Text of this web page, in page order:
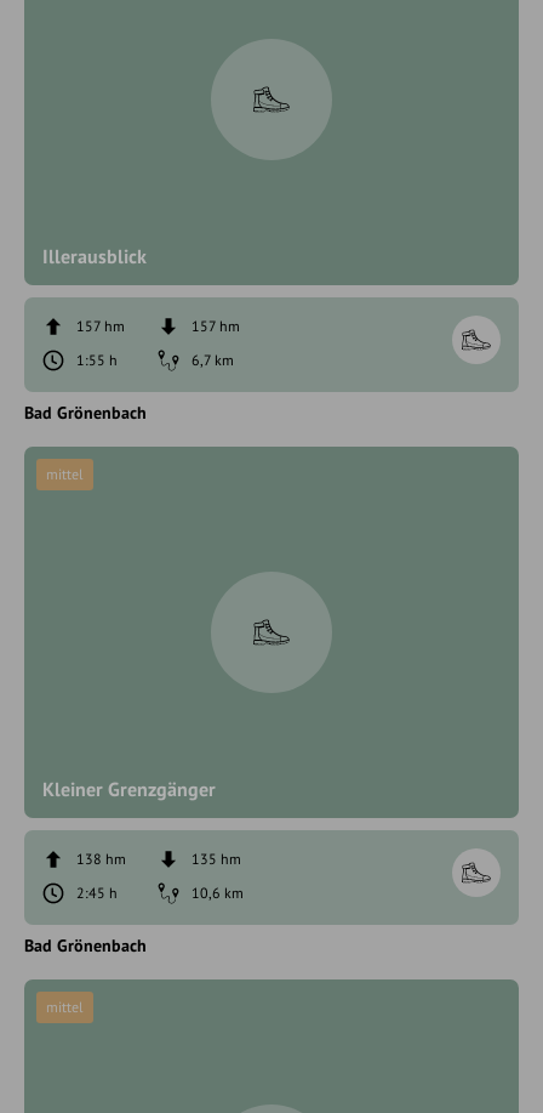
Illerausblick
157 hm
157 hm
1:55 h
6,7 km
Bad Grönenbach
Kleiner Grenzgänger
mittel
138 hm
135 hm
2:45 h
10,6 km
Bad Grönenbach
mittel